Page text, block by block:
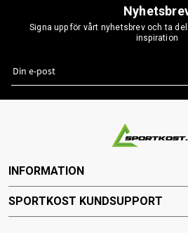
Signa upp för vårt nyhetsbrev och ta
inspiration
INFORMATION
SPORTKOST KUNDSUPPORT